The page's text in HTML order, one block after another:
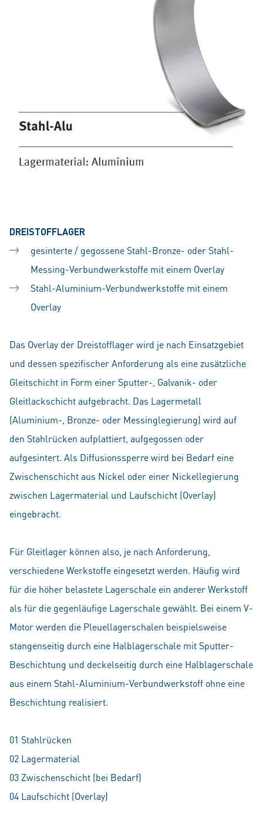
DREISTOFFLAGER
gesinterte / gegossene Stahl-Bronze- oder Stahl-
Messing-Verbundwerkstoffe mit einem Overlay
Stahl-Aluminium-Verbundwerkstoffe mit einem
Overlay
Das Overlay der Dreistofflager wird je nach Einsatzgebiet
und dessen spezifischer Anforderung als eine zusätzliche
Gleitschicht in Form einer Sputter-, Galvanik- oder
Gleitlackschicht aufgebracht. Das Lagermetall
(Aluminium-, Bronze- oder Messinglegierung) wird auf
den Stahlrücken aufplattiert, aufgegossen oder
aufgesintert. Als Diffusionssperre wird bei Bedarf eine
Zwischenschicht aus Nickel oder einer Nickellegierung
zwischen Lagermaterial und Laufschicht (Overlay)
eingebracht.
Für Gleitlager können also, je nach Anforderung,
verschiedene Werkstoffe eingesetzt werden. Häufig wird
für die höher belastete Lagerschale ein anderer Werkstoff
als für die gegenläufige Lagerschale gewählt. Bei einem V-
Motor werden die Pleuellagerschalen beispielsweise
stangenseitig durch eine Halblagerschale mit Sputter-
Beschichtung und deckelseitig durch eine Halblagerschale
aus einem Stahl-Aluminium-Verbundwerkstoff ohne eine
Beschichtung realisiert.
01 Stahlrücken
02 Lagermaterial
03 Zwischenschicht (bei Bedarf)
04 Laufschicht (Overlay)